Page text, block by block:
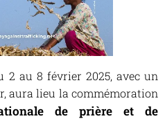
2 au 8 février 2025, avec un
aura lieu la commémoration
de prière et de